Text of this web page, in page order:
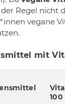
Regel nicht
vegane
mit